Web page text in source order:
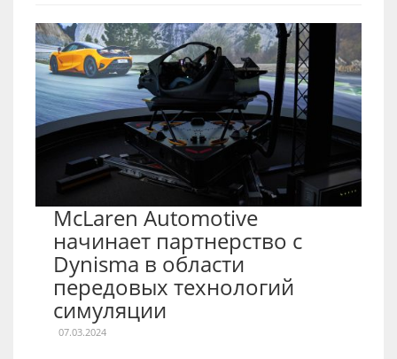
McLaren Automotive
начинает партнерство с
Dynisma в области
передовых технологий
симуляции
07.03.2024